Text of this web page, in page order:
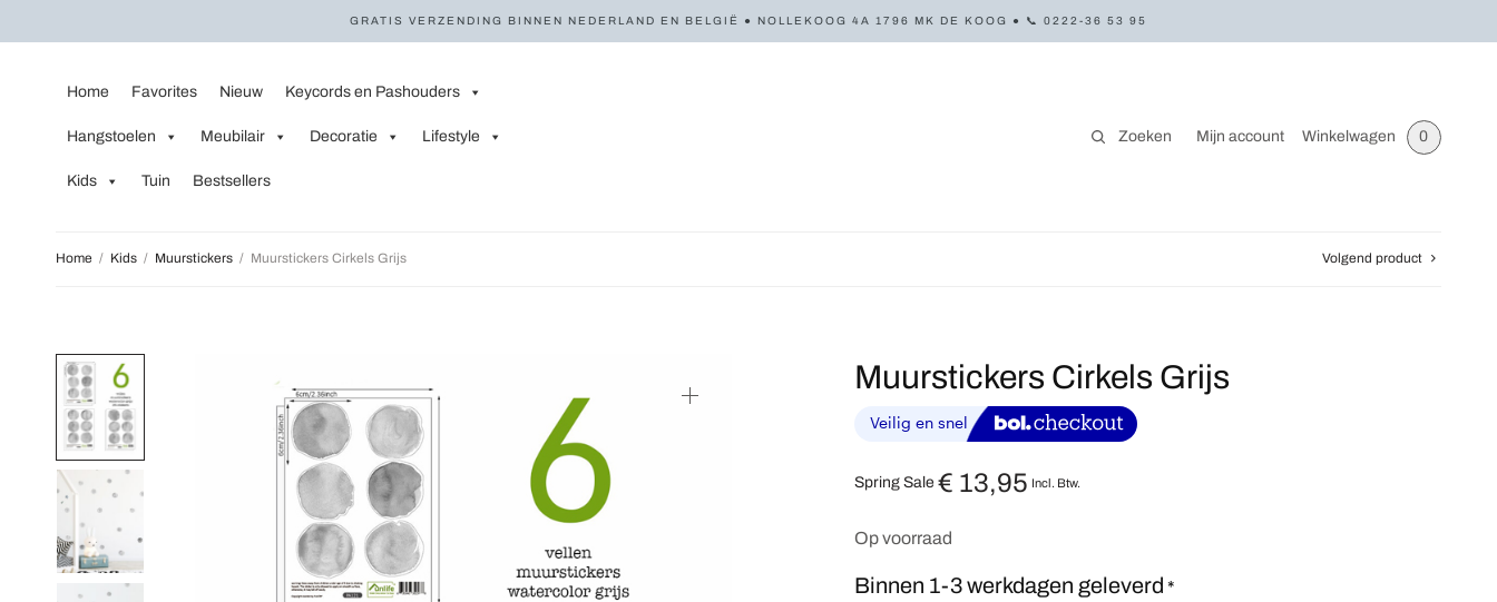
GRATIS VERZENDING BINNEN NEDERLAND EN BELGIË ● NOLLEKOOG 4A 1796 MK DE KOOG ● 📞 0222-36 53 95
Home Favorites Nieuw Keycords en Pashouders
Hangstoelen Meubilair Decoratie Lifestyle
Kids Tuin Bestsellers
Zoeken Mijn account Winkelwagen 0
Home / Kids / Muurstickers / Muurstickers Cirkels Grijs Volgend product
Muurstickers Cirkels Grijs
Spring Sale € 13,95 Incl. Btw.
Op voorraad
Binnen 1-3 werkdagen geleverd *